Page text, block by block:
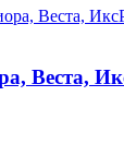
Веста,